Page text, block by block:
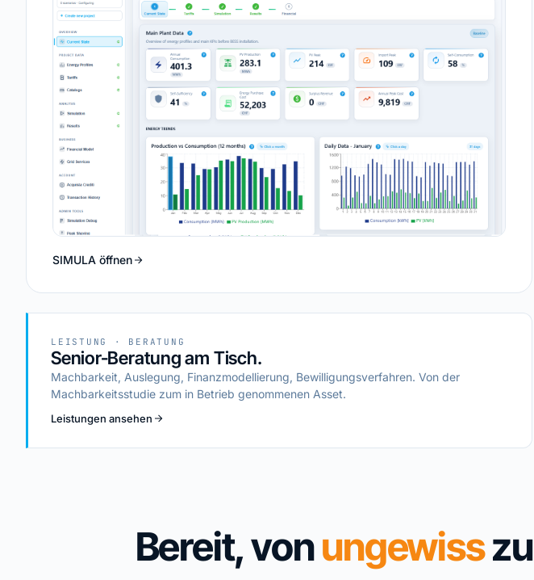
SIMULA öffnen
LEISTUNG · BERATUNG
Senior-Beratung am Tisch.
Machbarkeit, Auslegung, Finanzmodellierung, Bewilligungsverfahren. Von der
Machbarkeitsstudie zum in Betrieb genommenen Asset.
Leistungen ansehen
Bereit, vonungewisszu